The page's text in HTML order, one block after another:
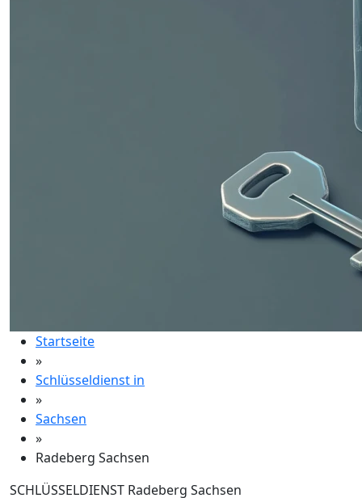
Startseite
»
Schlüsseldienst in
»
Sachsen
»
Radeberg Sachsen
SCHLÜSSELDIENST Radeberg Sachsen